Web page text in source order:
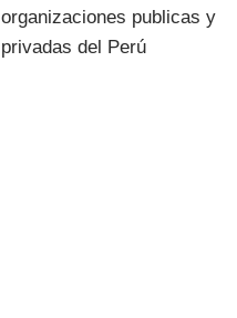
organizaciones publicas y
privadas del Perú